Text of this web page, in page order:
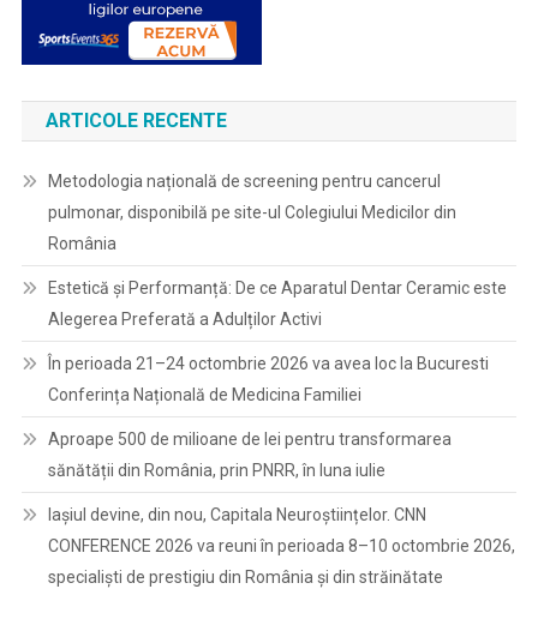
ARTICOLE RECENTE
Metodologia națională de screening pentru cancerul
pulmonar, disponibilă pe site-ul Colegiului Medicilor din
România
Estetică și Performanță: De ce Aparatul Dentar Ceramic este
Alegerea Preferată a Adulților Activi
În perioada 21–24 octombrie 2026 va avea loc la Bucuresti
Conferința Națională de Medicina Familiei
Aproape 500 de milioane de lei pentru transformarea
sănătății din România, prin PNRR, în luna iulie
Iașiul devine, din nou, Capitala Neuroștiințelor. CNN
CONFERENCE 2026 va reuni în perioada 8–10 octombrie 2026,
specialiști de prestigiu din România și din străinătate